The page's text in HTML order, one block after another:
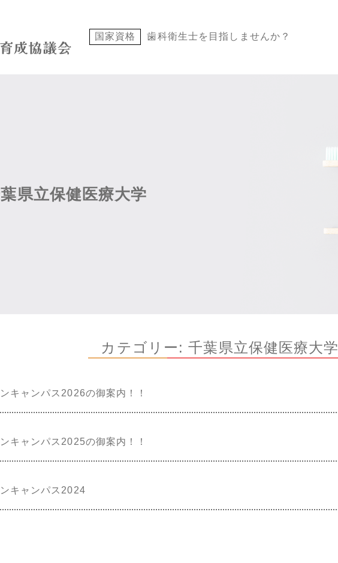
国家資格 歯科衛生士を目指しませんか？
県立保健医療大学
カテゴリー:千葉県立保健医療大学
キャンパス2026の御案内！！
キャンパス2025の御案内！！
キャンパス2024